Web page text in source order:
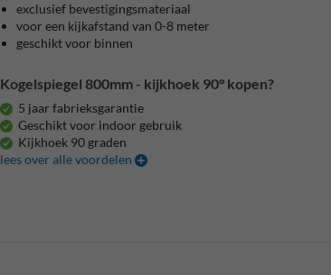
exclusief bevestigingsmateriaal
voor een kijkafstand van 0-8 meter
geschikt voor binnen
Kogelspiegel 800mm - kijkhoek 90° kopen?
5 jaar fabrieksgarantie
Geschikt voor indoor gebruik
Kijkhoek 90 graden
lees over alle voordelen